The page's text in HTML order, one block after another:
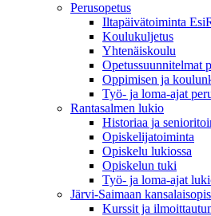
Perusopetus
Iltapäivätoiminta
Koulukuljetus
Yhtenäiskoulu
Opetussuunnitelmat
Oppimisen ja
Työ- ja loma-ajat
Rantasalmen lukio
Historiaa ja
Opiskelijatoiminta
Opiskelu lukiossa
Opiskelun tuki
Työ- ja loma-ajat
Järvi-Saimaan
Kurssit ja